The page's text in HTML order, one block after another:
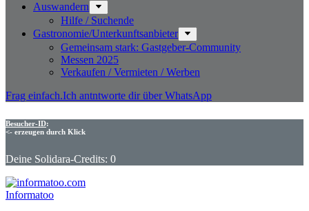
Auswandern
Hilfe / Suchende
Gastronomie/Unterkunftsanbieter
Gemeinsam stark: Gastgeber-Community
Messen 2025
Verkaufen / Vermieten / Werben
Frag einfach.Ich antntworte dir über WhatsApp
Besucher-ID:
<- erzeugen durch Klick
Deine Solidara-Credits: 0
Informatoo